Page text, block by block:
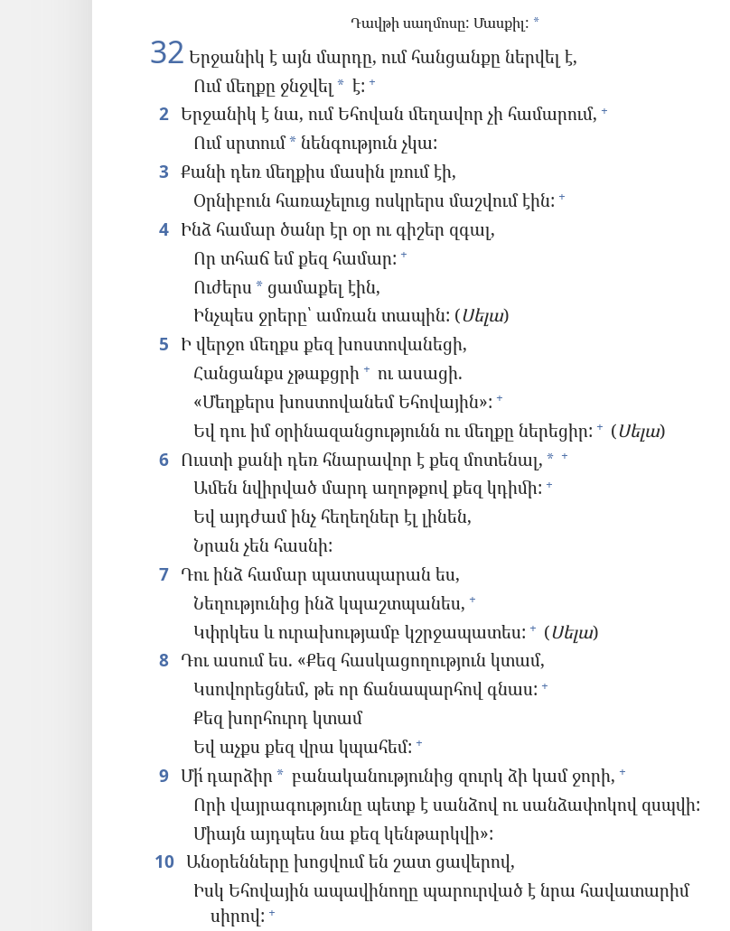
Դավթի սաղմոսը: Մասքիլ: *
32 Երջանիկ է այն մարդը, ում հանցանքը ներվել է,
Ում մեղքը ջնջվել * է: +
2 Երջանիկ է նա, ում Եհովան մեղավոր չի համարում, +
Ում սրտում* նենգություն չկա:
3 Քանի դեռ մեղքիս մասին լռում էի,
Օրնիբուն հառաչելուց ոսկրերս մաշվում էին: +
4 Ինձ համար ծանր էր օր ու գիշեր զգալ,
Որ տհաճ եմ քեզ համար: +
Ուժերս * ցամաքել էին,
Ինչպես ջրերը՝ ամռան տապին: (Սելա)
5 Ի վերջո մեղքս քեզ խոստովանեցի,
Հանցանքս չթաքցրի + ու ասացի.
«Մեղքերս խոստովանեմ Եհովային»: +
Եվ դու իմ օրինազանցությունն ու մեղքը ներեցիր: + (Սելա)
6 Ուստի քանի դեռ հնարավոր է քեզ մոտենալ, * +
Ամեն նվիրված մարդ աղոթքով քեզ կդիմի: +
Եվ այդժամ ինչ հեղեղներ էլ լինեն,
Նրան չեն հասնի:
7 Դու ինձ համար պատսպարան ես,
Նեղությունից ինձ կպաշտպանես, +
Կփրկես և ուրախությամբ կշրջապատես: + (Սելա)
8 Դու ասում ես. «Քեզ հասկացողություն կտամ,
Կսովորեցնեմ, թե որ ճանապարհով գնաս: +
Քեզ խորհուրդ կտամ
Եվ աչքս քեզ վրա կպահեմ: +
9 Մի՛ դարձիր* բանականությունից զուրկ ձի կամ ջորի, +
Որի վայրագությունը պետք է սանձով ու սանձափոկով զսպվի:
Միայն այդպես նա քեզ կենթարկվի»:
10 Անօրենները խոցվում են շատ ցավերով,
Իսկ Եհովային ապավինողը պարուրված է նրա հավատարիմ
սիրով: +